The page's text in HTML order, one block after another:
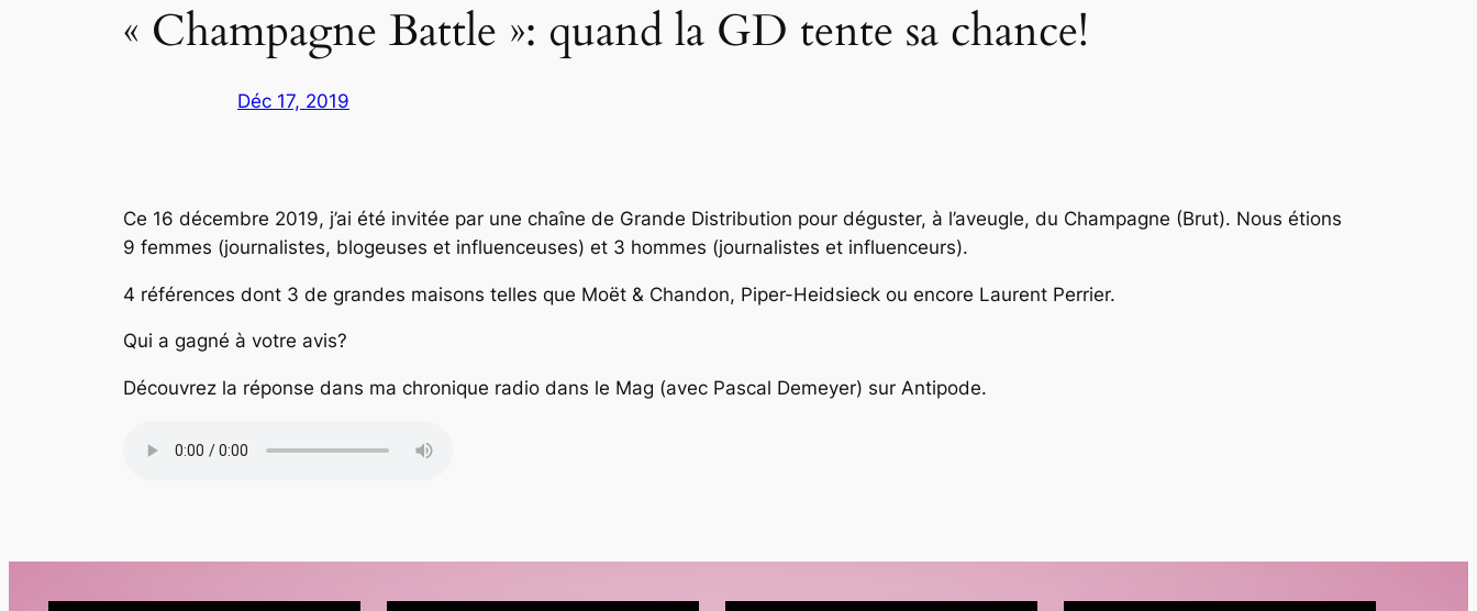
« Champagne Battle »: quand la GD tente sa chance!
Déc 17, 2019
Ce 16 décembre 2019, j’ai été invitée par une chaîne de Grande Distribution pour déguster, à l’aveugle, du Champagne (Brut). Nous étions
9 femmes (journalistes, blogeuses et influenceuses) et 3 hommes (journalistes et influenceurs).
4 références dont 3 de grandes maisons telles que Moët & Chandon, Piper-Heidsieck ou encore Laurent Perrier.
Qui a gagné à votre avis?
Découvrez la réponse dans ma chronique radio dans le Mag (avec Pascal Demeyer) sur Antipode.